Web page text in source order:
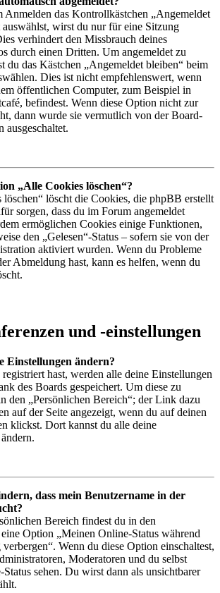
Anmelden das Kontrollkästchen „Angemeldet
wirst du nur für eine Sitzung
verhindert den Missbrauch deines
durch einen Dritten. Um angemeldet zu
du das Kästchen „Angemeldet bleiben“ beim
Dies ist nicht empfehlenswert, wenn
öffentlichen Computer, zum Beispiel in
befindest. Wenn diese Option nicht zur
dann wurde sie vermutlich von der Board-
ausgeschaltet.
„Alle Cookies löschen“?
löschen“ löscht die Cookies, die phpBB erstellt
sorgen, dass du im Forum angemeldet
ermöglichen Cookies einige Funktionen,
den „Gelesen“-Status – sofern sie von der
aktiviert wurden. Wenn du Probleme
Abmeldung hast, kann es helfen, wenn du
und -einstellungen
Einstellungen ändern?
hast, werden alle deine Einstellungen
des Boards gespeichert. Um diese zu
den „Persönlichen Bereich“; der Link dazu
auf der Seite angezeigt, wenn du auf deinen
klickst. Dort kannst du alle deine
dass mein Benutzername in der
Bereich findest du in den
Option „Meinen Online-Status während
Wenn du diese Option einschaltest,
Moderatoren und du selbst
sehen. Du wirst dann als unsichtbarer